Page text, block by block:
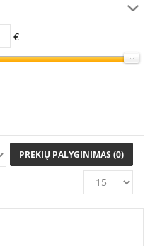
€
PREKIŲ PALYGINIMAS (0)